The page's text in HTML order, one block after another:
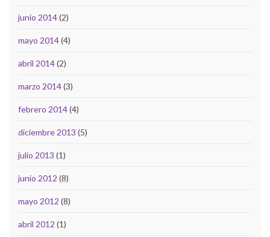
junio 2014(2)
mayo 2014(4)
abril 2014(2)
marzo 2014(3)
febrero 2014(4)
diciembre 2013 (5)
julio 2013 (1)
junio 2012 (8)
mayo 2012 (8)
abril 2012 (1)